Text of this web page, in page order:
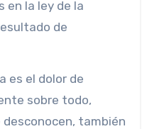
en la ley de la
de
es el dolor de
sobre todo,
también